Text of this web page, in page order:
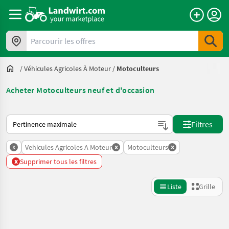
Parcourir les offres
/Véhicules Agricoles À Moteur / Motoculteurs
Acheter Motoculteurs neuf et d'occasion
Voici comment les annonces sont triées sur Landwirt.com
Filtres
x Vehicules Agricoles A Moteur x Motoculteurs x
x Supprimer tous les filtres
Liste Grille